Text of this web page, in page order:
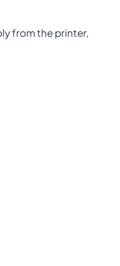
from the printer,